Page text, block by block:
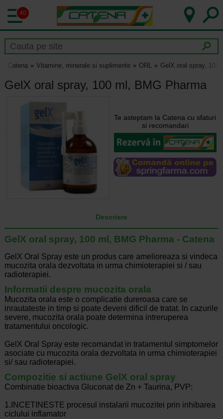
40
Catena Vitamine, minerale si suplimente ORL GelX oral spray, 100
GelX oral spray, 100 ml, BMG Pharma
Te asteptam la Catena cu sfaturi
si recomandari
Descriere
GelX oral spray, 100 ml, BMG Pharma - Catena
GelX Oral Spray este un produs care amelioreaza si vindeca
mucozita orala dezvoltata in urma chimioterapiei si / sau
radioterapiei.
Informatii despre mucozita orala
Mucozita orala este o complicatie dureroasa care se
inrautateste in timp si poate deveni dificil de tratat. In cazurile
severe, mucozita orala poate determina intreruperea
tratamentului oncologic.
GelX Oral Spray este recomandat in tratamentul simptomelor
asociate cu mucozita orala dezvoltata in urma chimioterapiei
si/ sau radioterapiei.
Compozitie si actiune GelX oral spray
Combinatie bioactiva Gluconat de Zn + Taurina, PVP:
1.INCETINESTE procesul instalarii mucozitei prin inhibarea
ciclului inflamator